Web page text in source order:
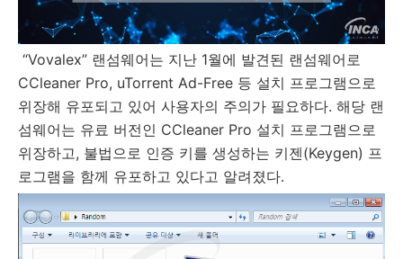
“Vovalex” 랜섬웨어는 지난 1월에 발견된 랜섬웨어로
CCleaner Pro, uTorrent Ad-Free 등 설치 프로그램으로
위장해 유포되고 있어 사용자의 주의가 필요하다. 해당 랜
섬웨어는 유료 버전인 CCleaner Pro 설치 프로그램으로
위장하고, 불법으로 인증 키를 생성하는 키젠(Keygen) 프
로그램을 함께 유포하고 있다고 알려졌다.